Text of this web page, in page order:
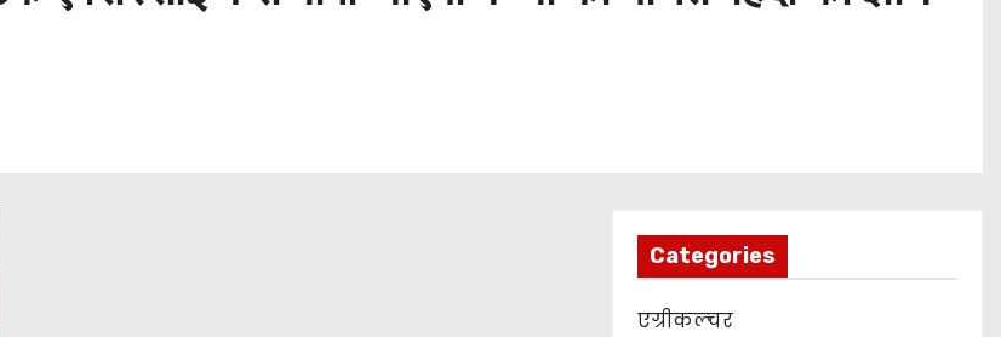
Categories
एग्रीकल्चर